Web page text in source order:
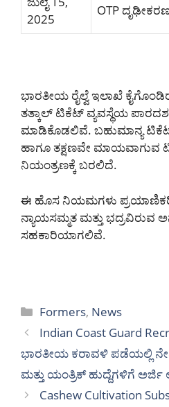
2025
OTP
ಭಾರತೀಯ ರೈಲ್ವೆ ಇಲಾಖೆ
ತತ್ಕಾಲ್ ಟಿಕೆಟ್ ವ್ಯವಸ್ಥೆಯ
ಮಾಡಿಕೊಡಲಿವೆ. ಬಹುಮಾನ್ಯ
ಹಾಗೂ ತಕ್ಷಣವೇ ಮಾಯವಾಗುವ
ನಿಯಂತ್ರಣಕ್ಕೆ ಬರಲಿದೆ.
ಈ ಹೊಸ ನಿಯಮಗಳು
ನ್ಯಾಯಸಮ್ಮತ ಮತ್ತು ಭದ್ರವಿರುವ
ಸಹಕಾರಿಯಾಗಲಿವೆ.
Categories
Formers, News
Indian Coast Guard
ಭಾರತೀಯ ಕರಾವಳಿ ಪಡೆಯಲ್ಲಿ
ಮತ್ತು ಯಂತ್ರಿಕ್ ಹುದ್ದೆಗಳಿಗೆ ಅರ್ಜಿ
Cashew Cultivation